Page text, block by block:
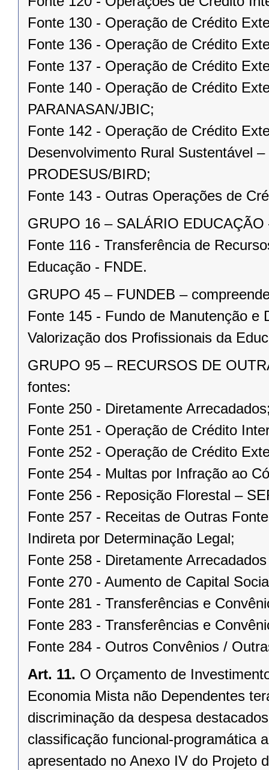
Fonte 130 - Operação de Crédito
Fonte 136 - Operação de Crédito
Fonte 137 - Operação de Crédito
Fonte 140 - Operação de Crédito
PARANASAN/JBIC;
Fonte 142 - Operação de Crédito
Desenvolvimento Rural Sustentável –
PRODESUS/BIRD;
Fonte 143 - Outras Operações de
GRUPO 16 – SALÁRIO
Fonte 116 - Transferência de
Educação - FNDE.
GRUPO 45 – FUNDEB –
Fonte 145 - Fundo de Manutenção e
Valorização dos Profissionais da
GRUPO 95 – RECURSOS DE
fontes:
Fonte 250 - Diretamente
Fonte 251 - Operação de Crédito
Fonte 252 - Operação de Crédito
Fonte 254 - Multas por Infração ao
Fonte 256 - Reposição Florestal –
Fonte 257 - Receitas de Outras
Indireta por Determinação Legal;
Fonte 258 - Diretamente
Fonte 270 - Aumento de Capital
Fonte 281 - Transferências e
Fonte 283 - Transferências e
Fonte 284 - Outros Convênios /
Art. 11. O Orçamento de
Economia Mista não Dependentes
discriminação da despesa
classificação funcional-programática
apresentado no Anexo IV do Projeto